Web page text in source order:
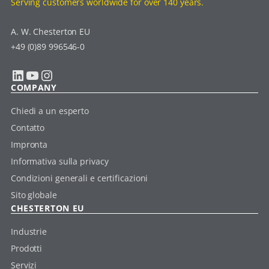
A. W. Chesterton EU
+49 (0)89 996546-0
LinkedIn YouTube Instagram
COMPANY
Chiedi a un esperto
Contatto
Impronta
Informativa sulla privacy
Condizioni generali e certificazioni
Sito globale
CHESTERTON EU
Industrie
Prodotti
Servizi